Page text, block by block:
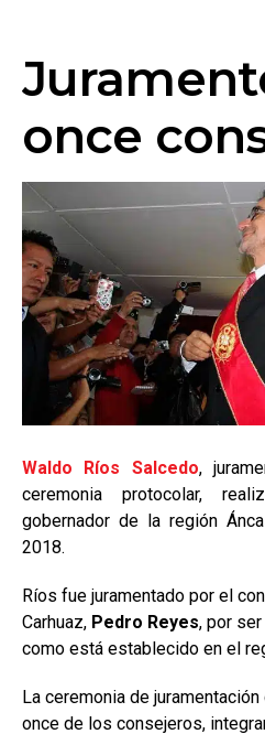
once
Waldo Ríos Salcedo,
ceremonia protocolar,
gobernador de la región
2018.
Ríos fue juramentado por el
Carhuaz, Pedro Reyes, por
como está establecido en el
La ceremonia de
once de los consejeros,